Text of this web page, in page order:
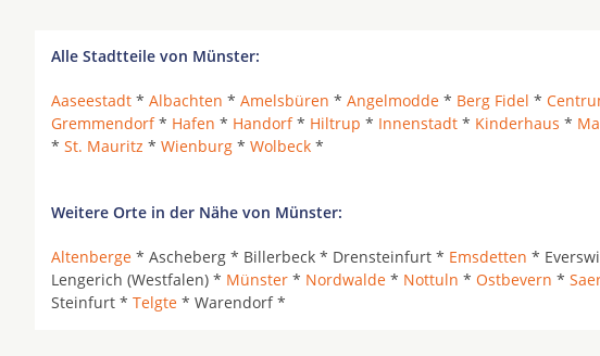
Alle Stadtteile von Münster:
Aaseestadt * Albachten * Amelsbüren * Angelmodde * Berg Fidel *
Gremmendorf* Hafen * Handorf* Hiltrup * Innenstadt * Kinderhaus *
* St. Mauritz * Wienburg * Wolbeck *
Weitere Orte in der Nähe von Münster:
Altenberge * Ascheberg * Billerbeck * Drensteinfurt * Emsdetten *
Lengerich (Westfalen) * Münster * Nordwalde * Nottuln * Ostbevern *
Steinfurt * Telgte * Warendorf *